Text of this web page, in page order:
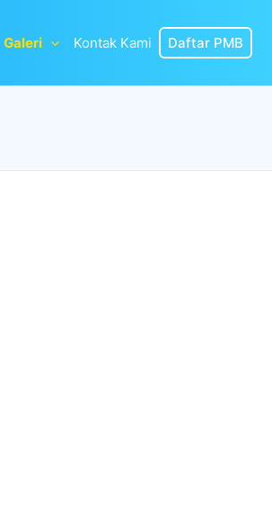
Galeri Kontak Kami Daftar PMB